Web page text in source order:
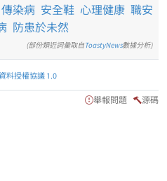
傳染病 安全鞋 心理健康 職安
防患於未然
(部份類近詞彙取自ToastyNews數據分析)
料授權協議 1.0
舉報問題 源碼